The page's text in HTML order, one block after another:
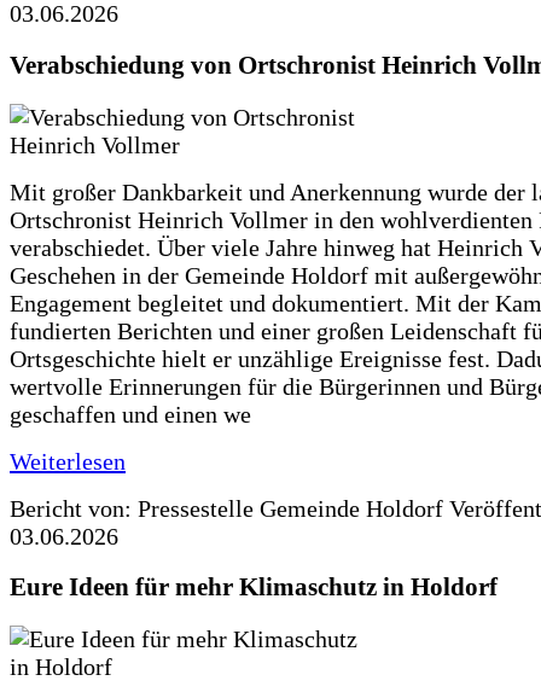
03.06.2026
Verabschiedung von Ortschronist Heinrich
Mit großer Dankbarkeit und Anerkennung wurde der
Ortschronist Heinrich Vollmer in den wohlverdienten
verabschiedet. Über viele Jahre hinweg hat Heinrich
Geschehen in der Gemeinde Holdorf mit
Engagement begleitet und dokumentiert. Mit der
fundierten Berichten und einer großen Leidenschaft
Ortsgeschichte hielt er unzählige Ereignisse fest.
wertvolle Erinnerungen für die Bürgerinnen und
geschaffen und einen we
Weiterlesen
Bericht von: Pressestelle Gemeinde Holdorf
03.06.2026
Eure Ideen für mehr Klimaschutz in Holdorf